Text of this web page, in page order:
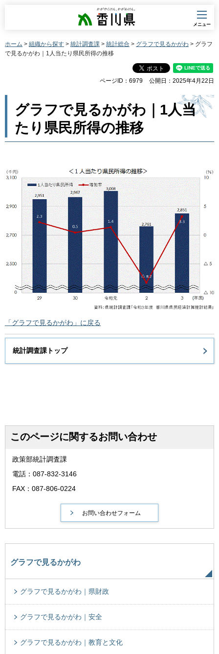
香川県
メニュー
ホーム > 組織から探す > 統計調査課 > 統計総合 > グラフで見るかがわ > グラフ
で見るかがわ｜1人当たり県民所得の推移
ページID：6979 公開日：2025年4月22日
グラフで見るかがわ｜1人当
たり県民所得の推移
「グラフで見るかがわ」に戻る
統計調査課トップ
このページに関するお問い合わせ
政策部統計調査課
電話：087-832-3146
FAX：087-806-0224
グラフで見るかがわ
グラフで見るかがわ｜県財政
グラフで見るかがわ｜安全
グラフで見るかがわ｜教育と文化